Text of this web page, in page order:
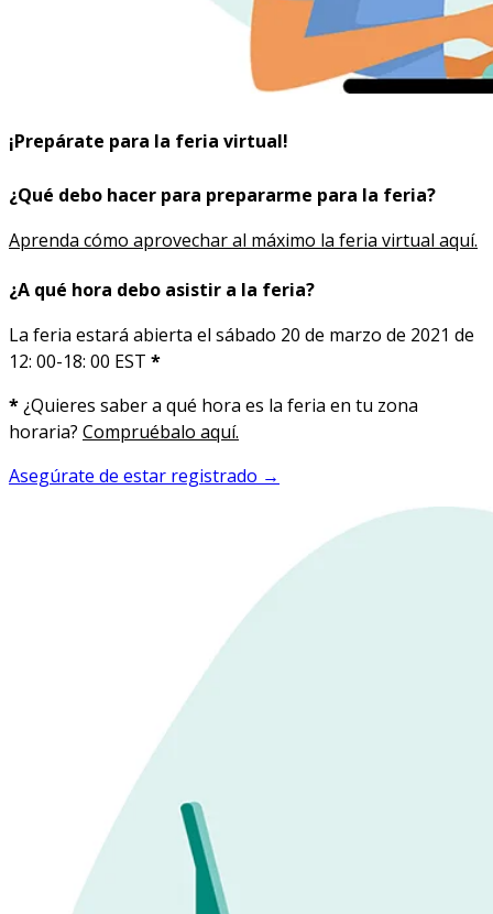
¡Prepárate para la feria virtual!
¿Qué debo hacer para prepararme para la feria?
Aprenda cómo aprovechar al máximo la feria virtual aquí.
¿A qué hora debo asistir a la feria?
La feria estará abierta el sábado 20 de marzo de 2021 de
12: 00-18: 00 EST *
*¿Quieres saber a qué hora es la feria en tu zona
horaria? Compruébalo aquí.
Asegúrate de estar registrado →